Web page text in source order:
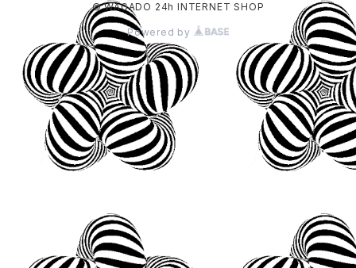
© WAGADO 24h INTERNET SHOP
Powered by